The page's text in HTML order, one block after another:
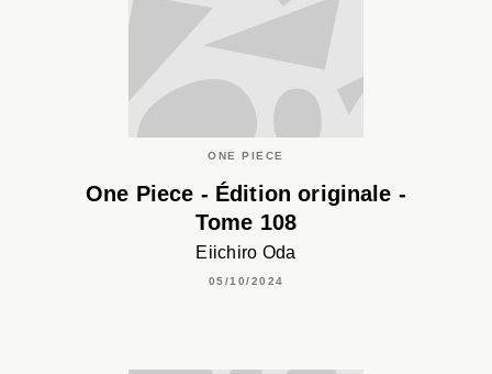
ONE PIECE
One Piece - Édition originale -
Tome 108
Eiichiro Oda
05/10/2024